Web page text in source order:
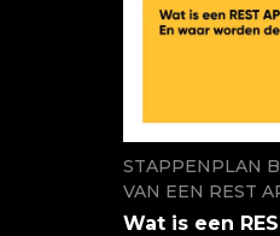
STAPPENPLAN
VAN EEN REST
Wat is een